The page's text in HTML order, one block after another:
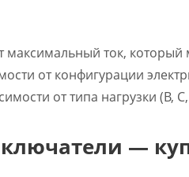
максимальный ток, который
от конфигурации
от типа нагрузки (B,
—